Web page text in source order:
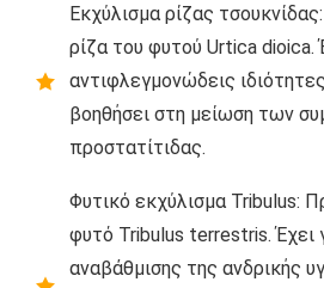
Εκχύλισμα ρίζας
ρίζα του φυτού Urtica dioica.
αντιφλεγμονώδεις
βοηθήσει στη μείωση των
προστατίτιδας.
Φυτικό εκχύλισμα Tribulus:
φυτό Tribulus terrestris. Έχει
αναβάθμισης της ανδρικής